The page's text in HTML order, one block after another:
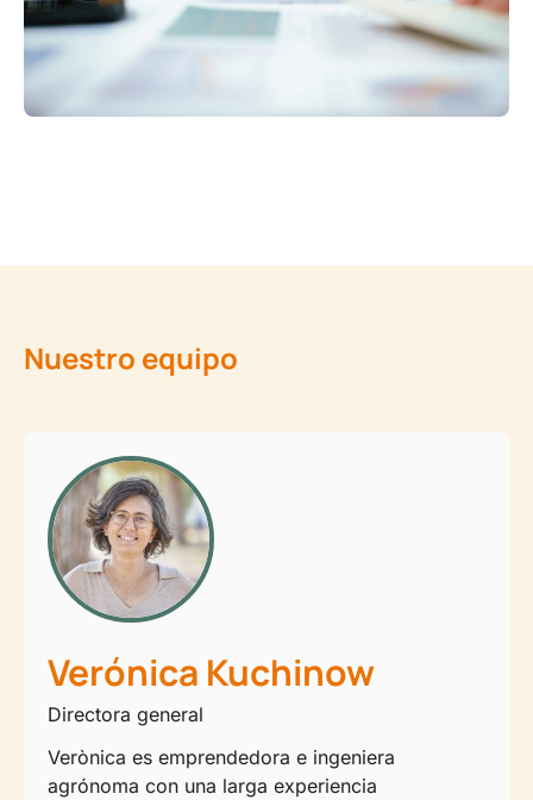
Nuestro equipo
Verónica Kuchinow
Directora general
Verònica es emprendedora e ingeniera
agrónoma con una larga experiencia